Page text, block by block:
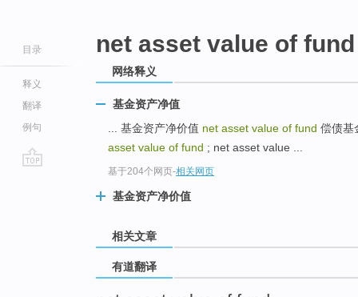
目录
释义
翻译
例句
net asset value of fund
网络释义
基金资产净值
... 基金资产净价值 net asset value of fund 偿债基
asset value of fund ; net asset value ...
基于204个网页-相关网页
基金资产净价值
相关文章
有道翻译